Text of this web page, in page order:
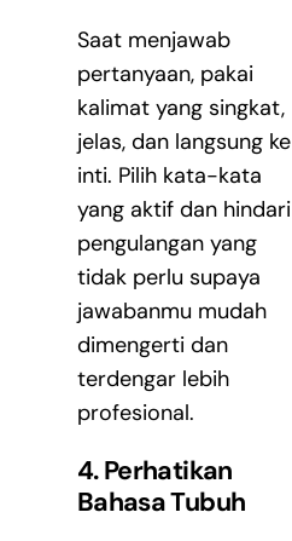
Saat menjawab
pertanyaan, pakai
kalimat yang singkat,
jelas, dan langsung ke
inti. Pilih kata-kata
yang aktif dan hindari
pengulangan yang
tidak perlu supaya
jawabanmu mudah
dimengerti dan
terdengar lebih
profesional.
4. Perhatikan
Bahasa Tubuh